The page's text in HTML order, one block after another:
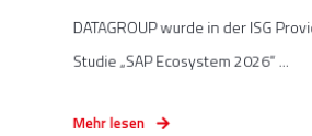
DATAGROUP wurde in der ISG
Studie „SAP Ecosystem 2026“ ...
Mehr lesen